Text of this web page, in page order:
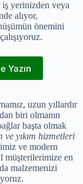
yerinizden veya
alıyor,
önemini
Yazın
uzun yıllardır
biri olmanın
başta olmak
ve yıkım hizmetleri
ve modern
müşterilerimize en
malzemenizi